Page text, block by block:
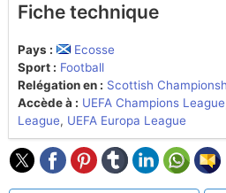
Fiche technique
Pays :
Ecosse
Sport : Football
Relégation en : Scottish
Accède à : UEFA Champions League
League, UEFA Europa League